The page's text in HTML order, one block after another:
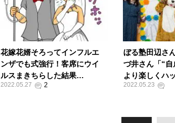
花嫁花婿そろってインフルエ
ンザでも式強行！客席にウイ
ルスまきちらした結果…
2022.05.27
ぼる塾田辺さ
づ井さん「“
より楽しくハ
2022.05.23